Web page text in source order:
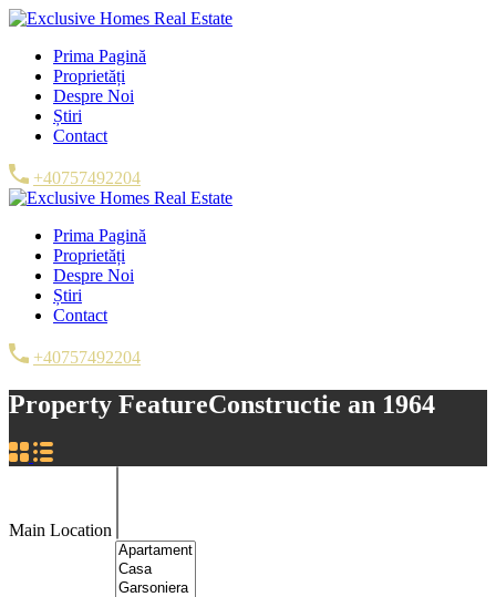
Prima Pagină
Proprietăți
Despre Noi
Știri
Contact
+40757492204
Prima Pagină
Proprietăți
Despre Noi
Știri
Contact
+40757492204
Property FeatureConstructie an 1964
Main Location